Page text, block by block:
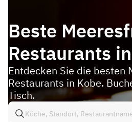
Beste
Restaurants
Entdecken Sie die besten
Restaurants in Kobe.
Tisch.